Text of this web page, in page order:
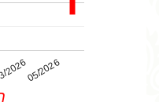
202605/2026